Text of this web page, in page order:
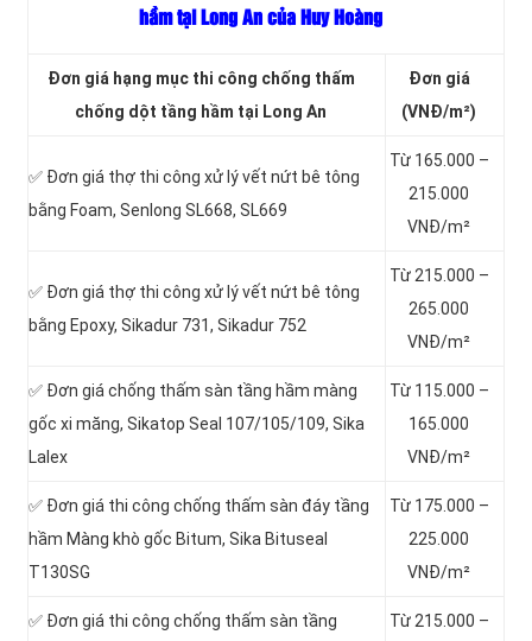
hầm tại Long An của Huy Hoàng
Đơn giá hạng mục thi công chống thấm
chống dột tầng hầm tại Long An
Đơn giá
(VNĐ/m²)
✅ Đơn giá thợ thi công xử lý vết nứt bê tông
bằng Foam, Senlong SL668, SL669
Từ 165.000 –
215.000
VNĐ/m²
✅ Đơn giá thợ thi công xử lý vết nứt bê tông
bằng Epoxy, Sikadur 731, Sikadur 752
Từ 215.000 –
265.000
VNĐ/m²
✅ Đơn giá chống thấm sàn tầng hầm màng
gốc xi măng, Sikatop Seal 107/105/109, Sika
Lalex
Từ 115.000 –
165.000
VNĐ/m²
✅ Đơn giá thi công chống thấm sàn đáy tầng
hầm Màng khò gốc Bitum, Sika Bituseal
T130SG
Từ 175.000 –
225.000
VNĐ/m²
✅ Đơn giá thi công chống thấm sàn tầng
Từ 215.000 –